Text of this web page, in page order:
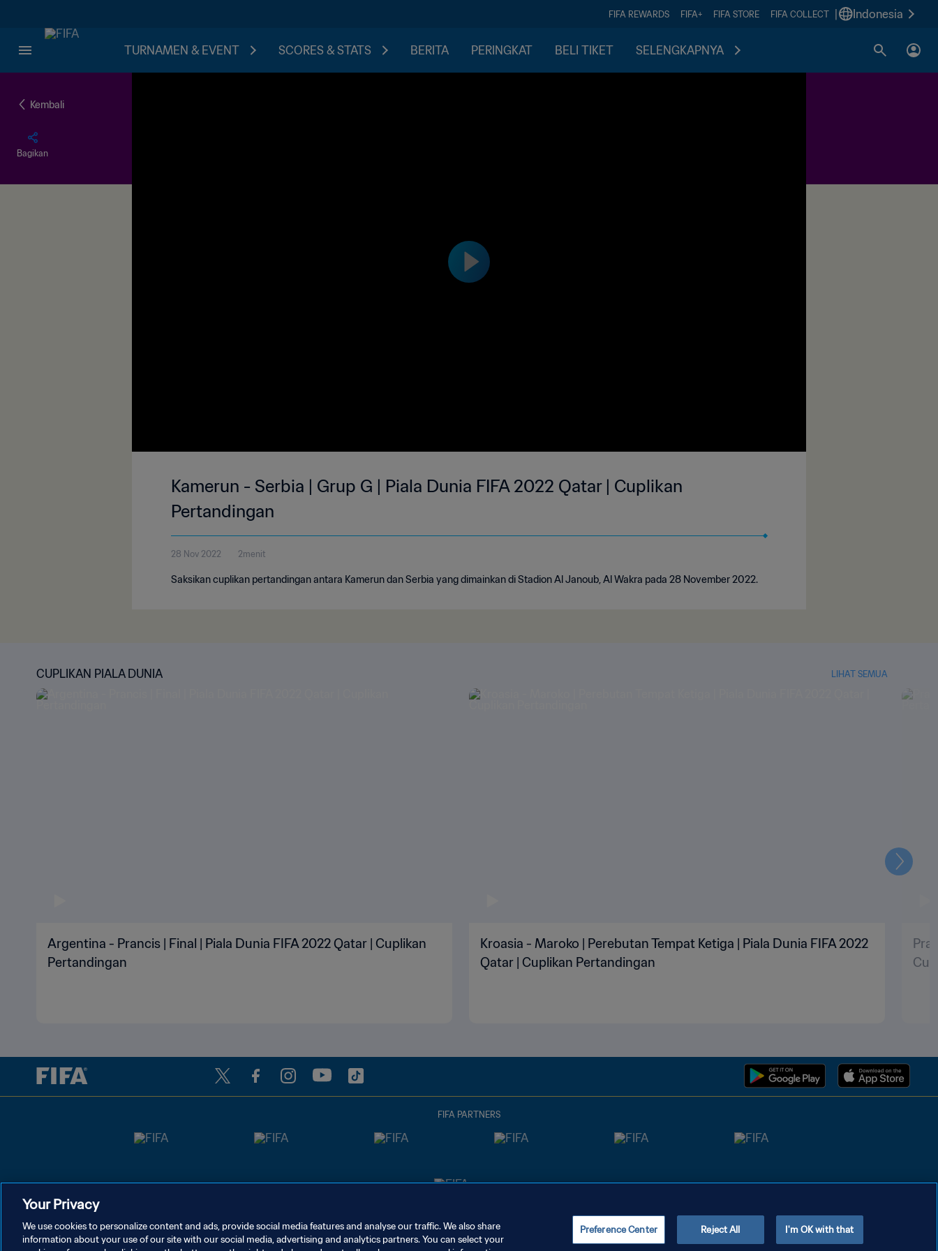
FIFA REWARDS FIFA+ FIFA STORE FIFA COLLECT Indonesia
TURNAMEN & EVENT SCORES & STATS BERITA PERINGKAT BELI TIKET SELENGKAPNYA
Kembali
Bagikan
Kamerun - Serbia | Grup G | Piala Dunia FIFA 2022 Qatar | Cuplikan
Pertandingan
28 Nov 2022 2menit
Saksikan cuplikan pertandingan antara Kamerun dan Serbia yang dimainkan di Stadion Al Janoub, Al Wakra pada 28 November 2022.
CUPLIKAN PIALA DUNIA LIHAT SEMUA
Argentina - Prancis | Final | Piala Dunia FIFA 2022 Qatar | Cuplikan
Pertandingan
Kroasia - Maroko | Perebutan Tempat Ketiga | Piala Dunia FIFA 2022
Qatar | Cuplikan Pertandingan
FIFA PARTNERS
KEBIJAKAN PRIVASI SYARAT DAN KETENTUAN ATUR PREFERENSI KUKI Copyright © 1994 - 2026 FIFA. All rights reserved.
Your Privacy
We use cookies to personalize content and ads, provide social media features and analyse our traffic. We also share
information about your use of our site with our social media, advertising and analytics partners. You can select your
Preference Center Reject All I'm OK with that